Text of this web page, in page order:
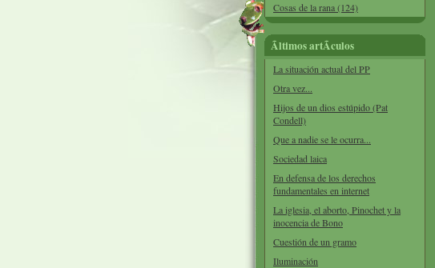
Cosas de la rana (124)
Ãltimos artÃ­culos
La situación actual del PP
Otra vez...
Hijos de un dios estúpido (Pat
Condell)
Que a nadie se le ocurra...
Sociedad laica
En defensa de los derechos
fundamentales en internet
La iglesia, el aborto, Pinochet y la
inocencia de Bono
Cuestión de un gramo
Iluminación